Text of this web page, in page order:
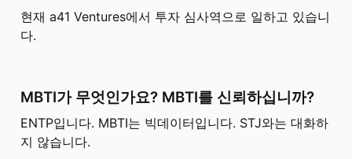
현재 a41 Ventures에서 투자 심사역으로 일하고 있습니
다.
MBTI가 무엇인가요? MBTI를 신뢰하십니까?
ENTP입니다. MBTI는 빅데이터입니다. STJ와는 대화하
지 않습니다.